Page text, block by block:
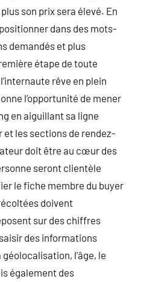
son prix sera élevé. En
dans des mots-
demandés et plus
étape de toute
rêve en plein
l’opportunité de mener
en aiguillant sa ligne
et les sections de rendez-
doit être au cœur des
seront clientèle
le fiche membre du buyer
doivent
sur des chiffres
des informations
l’âge, le
également des